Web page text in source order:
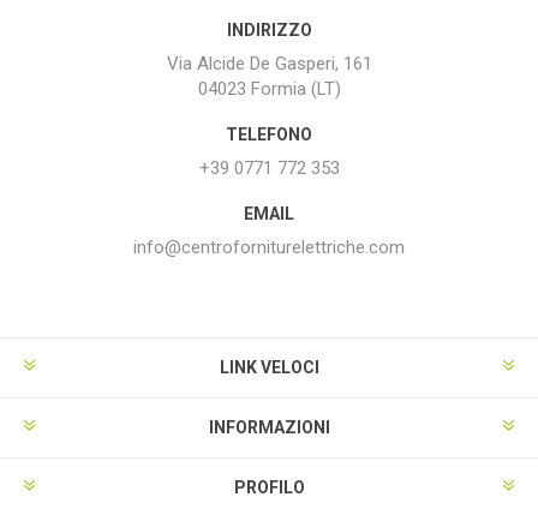
INDIRIZZO
Via Alcide De Gasperi, 161
04023 Formia (LT)
TELEFONO
+39 0771 772 353
EMAIL
info@centroforniturelettriche.com
LINK VELOCI
INFORMAZIONI
PROFILO